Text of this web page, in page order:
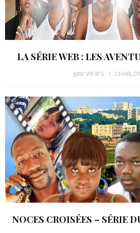
LA SÉRIE WEB : LES
3962 VIEWS
NOCES CROISÉES – SÉRIE